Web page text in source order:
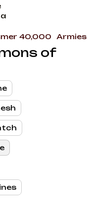
40,000
of